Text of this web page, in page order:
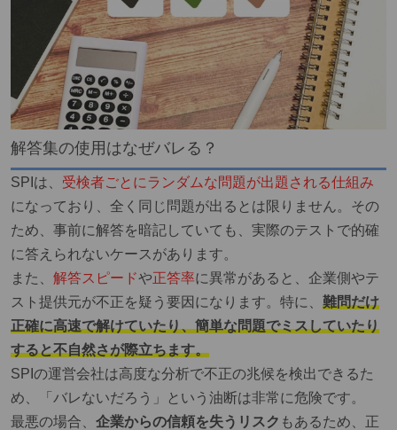
解答集の使用はなぜバレる？
SPIは、 受検者ごとにランダムな問題が出題される仕組み
になっており、全く同じ問題が出るとは限りません。その
ため、事前に解答を暗記していても、実際のテストで的確
に答えられないケースがあります。
また、 解答スピードや正答率に異常があると、企業側やテ
スト提供元が不正を疑う要因 になります。特に、 難問だけ
正確に高速で解けていたり、簡単な問題でミスしていたり
すると不自然さが際立ちます。
SPIの運営会社は高度な分析で不正の兆候を検出できるた
め、「バレないだろう」という油断は非常に危険です。
最悪の場合、 企業からの信頼を失うリスク もあるため、正